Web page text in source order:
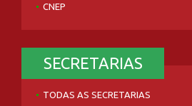
CNEP
SECRETARIAS
TODAS AS SECRETARIAS